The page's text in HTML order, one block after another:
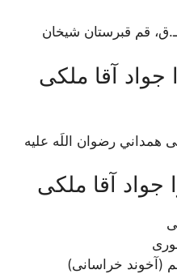
جواد آقا ملكى
همداني رضوان اللَه علیه
جواد آقا ملکی
(آخوند خراسانی)